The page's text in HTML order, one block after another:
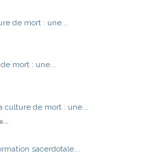
de mort : une...
mort : une...
culture de mort : une...
sacerdotale...